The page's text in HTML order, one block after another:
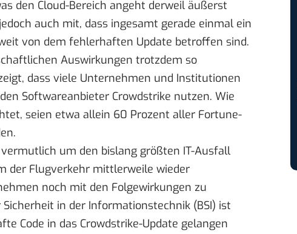
den Cloud-Bereich angeht derweil äußerst
auch mit, dass ingesamt gerade einmal ein
von dem fehlerhaften Update betroffen sind.
Auswirkungen trotzdem so
dass viele Unternehmen und Institutionen
Softwareanbieter Crowdstrike nutzen. Wie
, seien etwa allein 60 Prozent aller Fortune-
um den bislang größten IT-Ausfall
der Flugverkehr mittlerweile wieder
noch mit den Folgewirkungen zu
in der Informationstechnik (BSI) ist
Code in das Crowdstrike-Update gelangen